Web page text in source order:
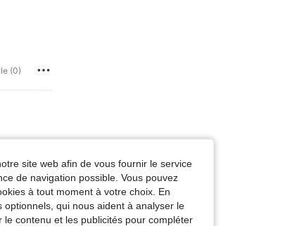
(0)
site web afin de vous fournir le service
de navigation possible. Vous pouvez
à tout moment à votre choix. En
qui nous aident à analyser le
contenu et les publicités pour compléter